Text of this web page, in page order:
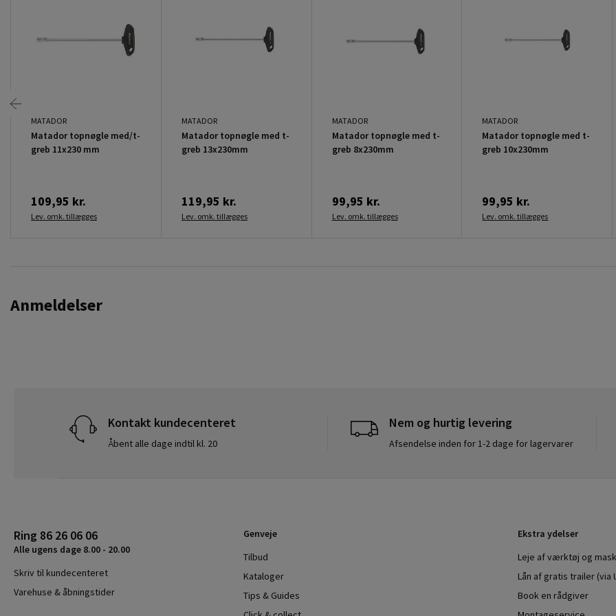
MATADOR
Matador topnøgle med/t-
greb 11x230 mm
109,95 kr.
Lev. omk. tillægges
MATADOR
Matador topnøgle med t-
greb 13x230mm
119,95 kr.
Lev. omk. tillægges
MATADOR
Matador topnøgle med t-
greb 8x230mm
99,95 kr.
Lev. omk. tillægges
MATADOR
Matador topnøgle med t-
greb 10x230mm
99,95 kr.
Lev. omk. tillægges
Anmeldelser
Kontakt kundecenteret
Åbent alle dage indtil kl. 20
Nem og hurtig levering
Afsendelse inden for 1-2 dage for lagervarer
Ring 86 26 06 06
Alle ugens dage 8.00 - 20.00
Skriv til kundecenteret
Varehuse & åbningstider
Genveje
Tilbud
Kataloger
Tips & Guides
Ekstra ydelser
Leje af værktøj og
Lån af gratis trailer (via
Book en rådgiver